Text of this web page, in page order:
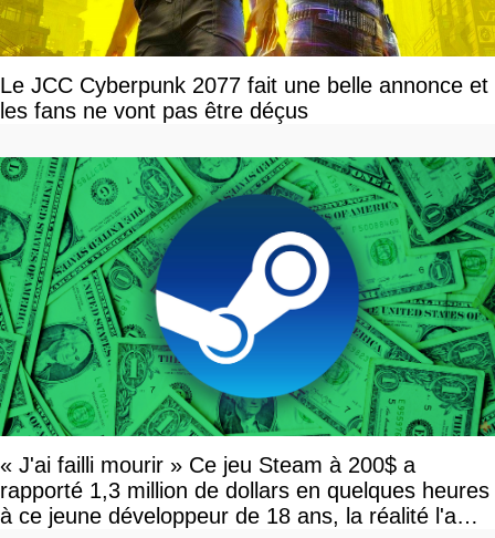
Le JCC Cyberpunk 2077 fait une belle annonce et
les fans ne vont pas être déçus
« J'ai failli mourir » Ce jeu Steam à 200$ a
rapporté 1,3 million de dollars en quelques heures
à ce jeune développeur de 18 ans, la réalité l'a